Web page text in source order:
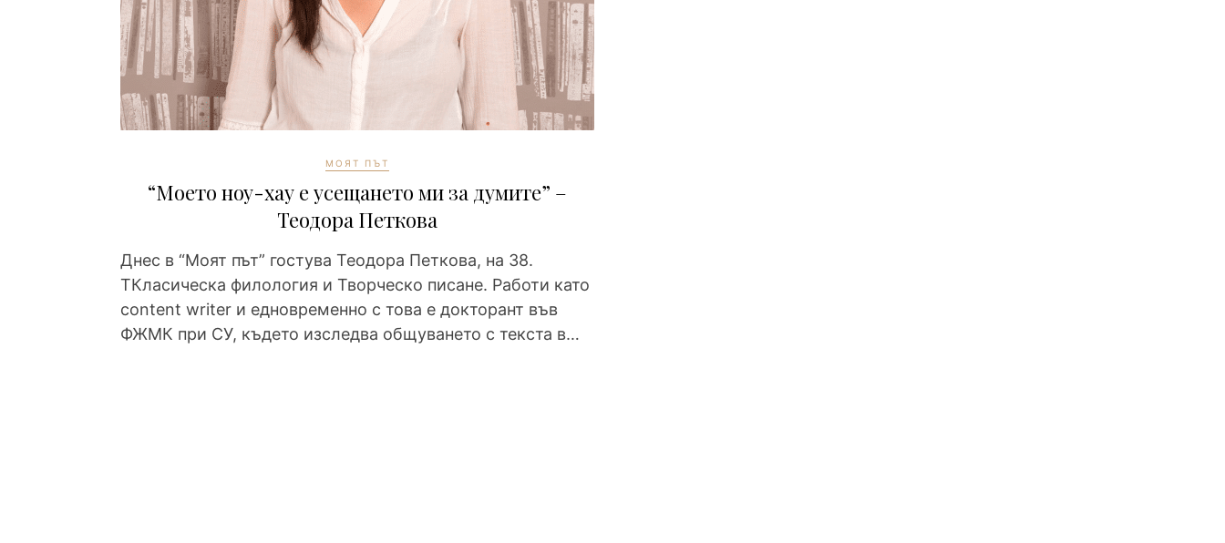
МОЯТ ПЪТ
“Моето ноу-хау е усещането ми за думите” –
Теодора Петкова
Днес в “Моят път” гостува Теодора Петкова, на 38.
ТКласическа филология и Творческо писане. Работи като
content writer и едновременно с това е докторант във
ФЖМК при СУ, където изследва общуването с текста в…